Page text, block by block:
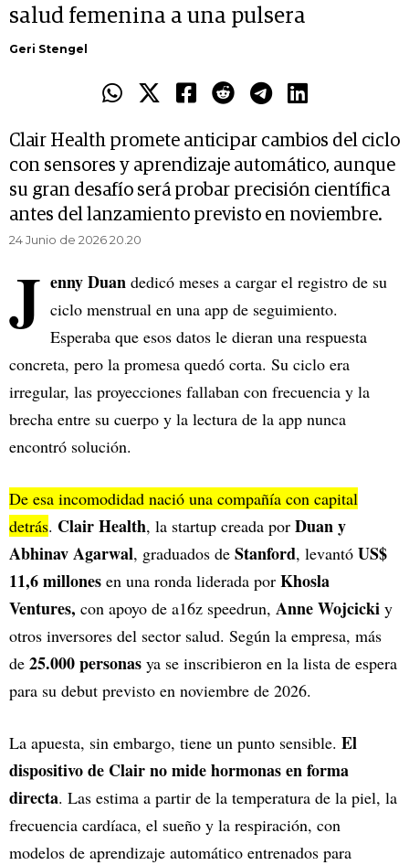
salud femenina a una pulsera
Geri Stengel
Clair Health promete anticipar cambios del ciclo
con sensores y aprendizaje automático, aunque
su gran desafío será probar precisión científica
antes del lanzamiento previsto en noviembre.
24 Junio de 2026 20.20
J enny Duan dedicó meses a cargar el registro de su
ciclo menstrual en una app de seguimiento.
Esperaba que esos datos le dieran una respuesta
concreta, pero la promesa quedó corta. Su ciclo era
irregular, las proyecciones fallaban con frecuencia y la
brecha entre su cuerpo y la lectura de la app nunca
encontró solución.
De esa incomodidad nació una compañía con capital
detrás. Clair Health, la startup creada por Duan y
Abhinav Agarwal, graduados de Stanford, levantó US$
11,6 millones en una ronda liderada por Khosla
Ventures, con apoyo de a16z speedrun, Anne Wojcicki y
otros inversores del sector salud. Según la empresa, más
de 25.000 personas ya se inscribieron en la lista de espera
para su debut previsto en noviembre de 2026.
La apuesta, sin embargo, tiene un punto sensible. El
dispositivo de Clair no mide hormonas en forma
directa. Las estima a partir de la temperatura de la piel, la
frecuencia cardíaca, el sueño y la respiración, con
modelos de aprendizaje automático entrenados para